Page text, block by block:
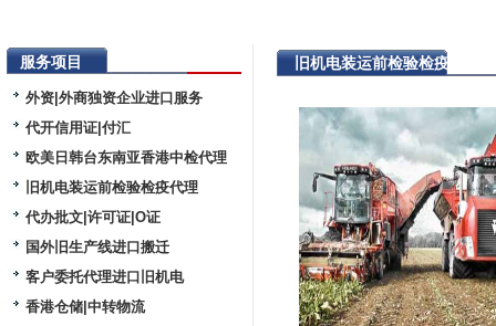
服务项目
外资|外商独资企业进口服务
代开信用证|付汇
欧美日韩台东南亚香港中检代理
旧机电装运前检验检疫代理
代办批文|许可证|O证
国外旧生产线进口搬迁
客户委托代理进口旧机电
香港仓储|中转物流
旧机电装运前检验检疫代理